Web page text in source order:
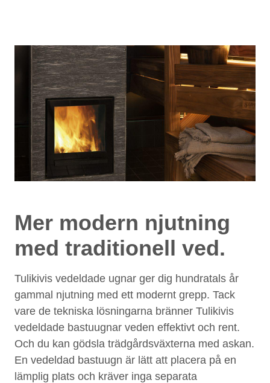
Mer modern njutning
med traditionell ved.
Tulikivis vedeldade ugnar ger dig hundratals år
gammal njutning med ett modernt grepp. Tack
vare de tekniska lösningarna bränner Tulikivis
vedeldade bastuugnar veden effektivt och rent.
Och du kan gödsla trädgårdsväxterna med askan.
En vedeldad bastuugn är lätt att placera på en
lämplig plats och kräver inga separata